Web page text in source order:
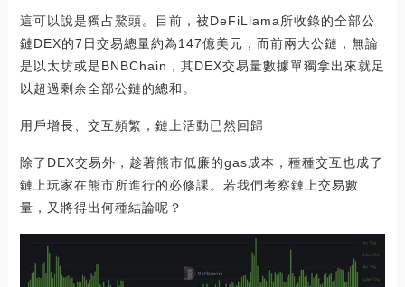
這可以說是獨占鰲頭。目前，被DeFiLlama所收錄的全部公
鏈DEX的7日交易總量約為147億美元，而前兩大公鏈，無論
是以太坊或是BNBChain，其DEX交易量數據單獨拿出來就足
以超過剩余全部公鏈的總和。
用戶增長、交互頻繁，鏈上活動已然回歸
除了DEX交易外，趁著熊市低廉的gas成本，種種交互也成了
鏈上玩家在熊市所進行的必修課。若我們考察鏈上交易數
量，又將得出何種結論呢？